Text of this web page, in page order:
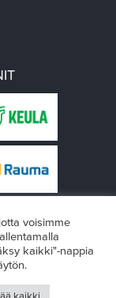
voisimme
kaikki"-nappia